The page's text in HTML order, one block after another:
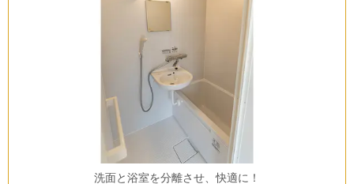
洗面と浴室を分離させ、快適に！